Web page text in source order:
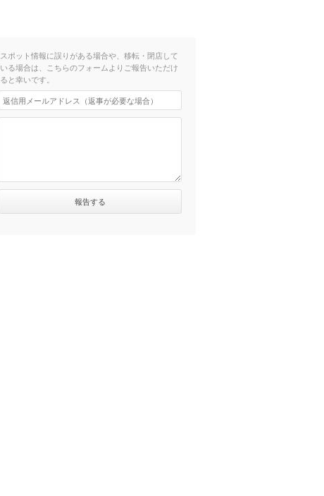
スポット情報に誤りがある場合や、移転・閉店して
いる場合は、こちらのフォームよりご報告いただけ
ると幸いです。